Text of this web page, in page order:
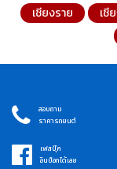
เชียงราย
เชี
สอบถาม
ราคารถยนต์
เฟสบุ๊ค
อินบ็อกได้เลย